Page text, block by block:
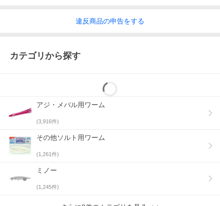
違反商品の申告をする
カテゴリから探す
アジ・メバル用ワーム
(3,916件)
その他ソルト用ワーム
(1,261件)
ミノー
(1,245件)